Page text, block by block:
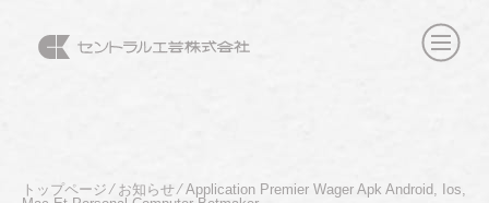
トップページ⁄ お知らせ⁄Application Premier Wager Apk Android, Ios,